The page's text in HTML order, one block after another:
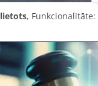
lietots, Funkcionalitāte: